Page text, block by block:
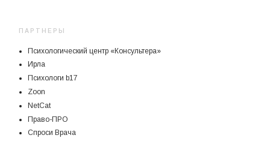
ПАРТНЕРЫ
Психологический центр «Консультера»
Ирла
Психологи b17
Zoon
NetCat
Право-ПРО
Спроси Врача